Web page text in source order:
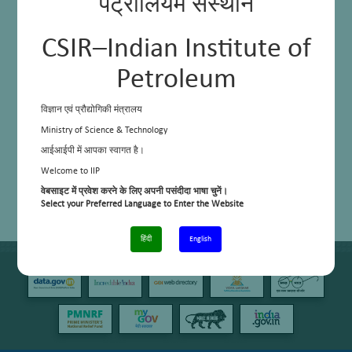
पेट्रोलियम संस्थान
CSIR–Indian Institute of
Petroleum
विज्ञान एवं प्रौद्योगिकी मंत्रालय
Ministry of Science & Technology
आईआईपी में आपका स्वागत है।
Welcome to IIP
वेबसाइट में प्रवेश करने के लिए अपनी पसंदीदा भाषा चुनें।
Select your Preferred Language to Enter the Website
हिंदी English